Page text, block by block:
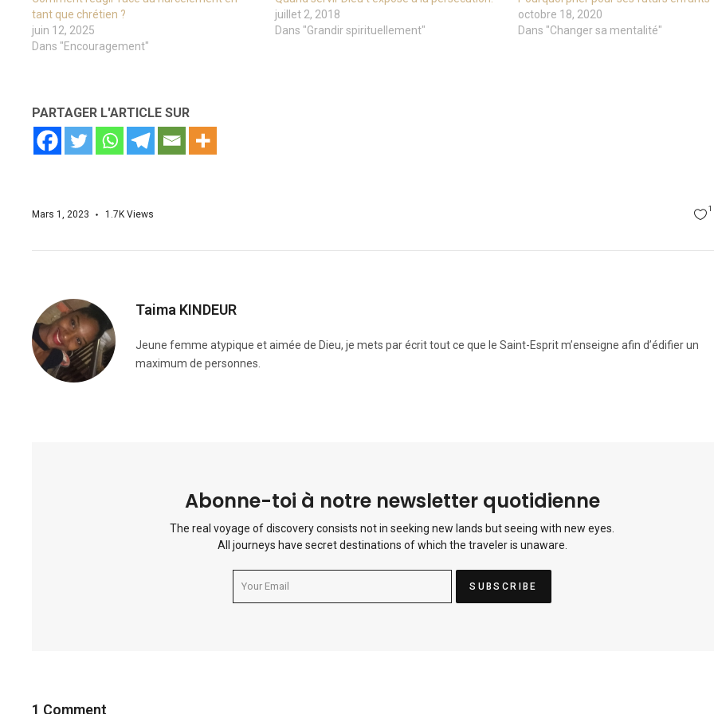
tant que chrétien ?
juin 12, 2025
Dans "Encouragement"
juillet 2, 2018
Dans "Grandir spirituellement"
octobre 18, 2020
Dans "Changer sa mentalité"
PARTAGER L'ARTICLE SUR
Mars 1, 2023 1.7K Views 1
Taima KINDEUR
Jeune femme atypique et aimée de Dieu, je mets par écrit tout ce que le Saint-Esprit m’enseigne afin d’édifier un
maximum de personnes.
Abonne-toi à notre newsletter quotidienne
The real voyage of discovery consists not in seeking new lands but seeing with new eyes.
All journeys have secret destinations of which the traveler is unaware.
1 Comment